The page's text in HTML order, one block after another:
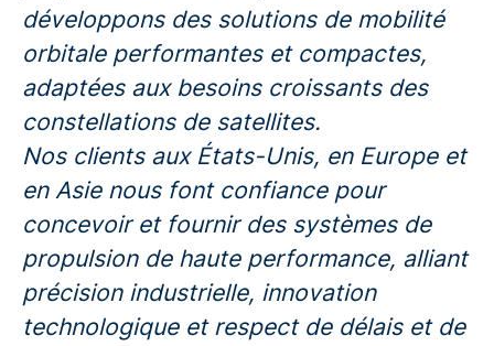
développons des solutions de mobilité
orbitale performantes et compactes,
adaptées aux besoins croissants des
constellations de satellites.
Nos clients aux États-Unis, en Europe et
en Asie nous font confiance pour
concevoir et fournir des systèmes de
propulsion de haute performance, alliant
précision industrielle, innovation
technologique et respect de délais et de